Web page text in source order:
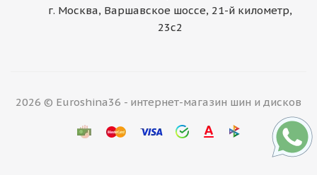
г. Москва, Варшавское шоссе, 21-й километр,
23с2
2026 © Euroshina36 - интернет-магазин шин и дисков